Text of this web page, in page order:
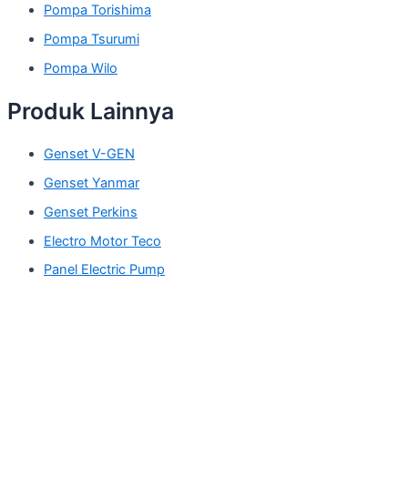
Pompa Torishima
Pompa Tsurumi
Pompa Wilo
Produk Lainnya
Genset V-GEN
Genset Yanmar
Genset Perkins
Electro Motor Teco
Panel Electric Pump